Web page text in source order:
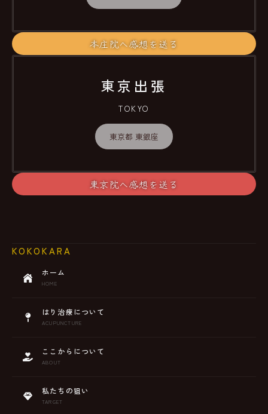
本庄院へ感想を送る
東京出張
TOKYO
東京都 東銀座
東京院へ感想を送る
KOKOKARA
ホーム
HOME
はり治療について
ACUPUNCTURE
ここからについて
ABOUT
私たちの狙い
TARGET